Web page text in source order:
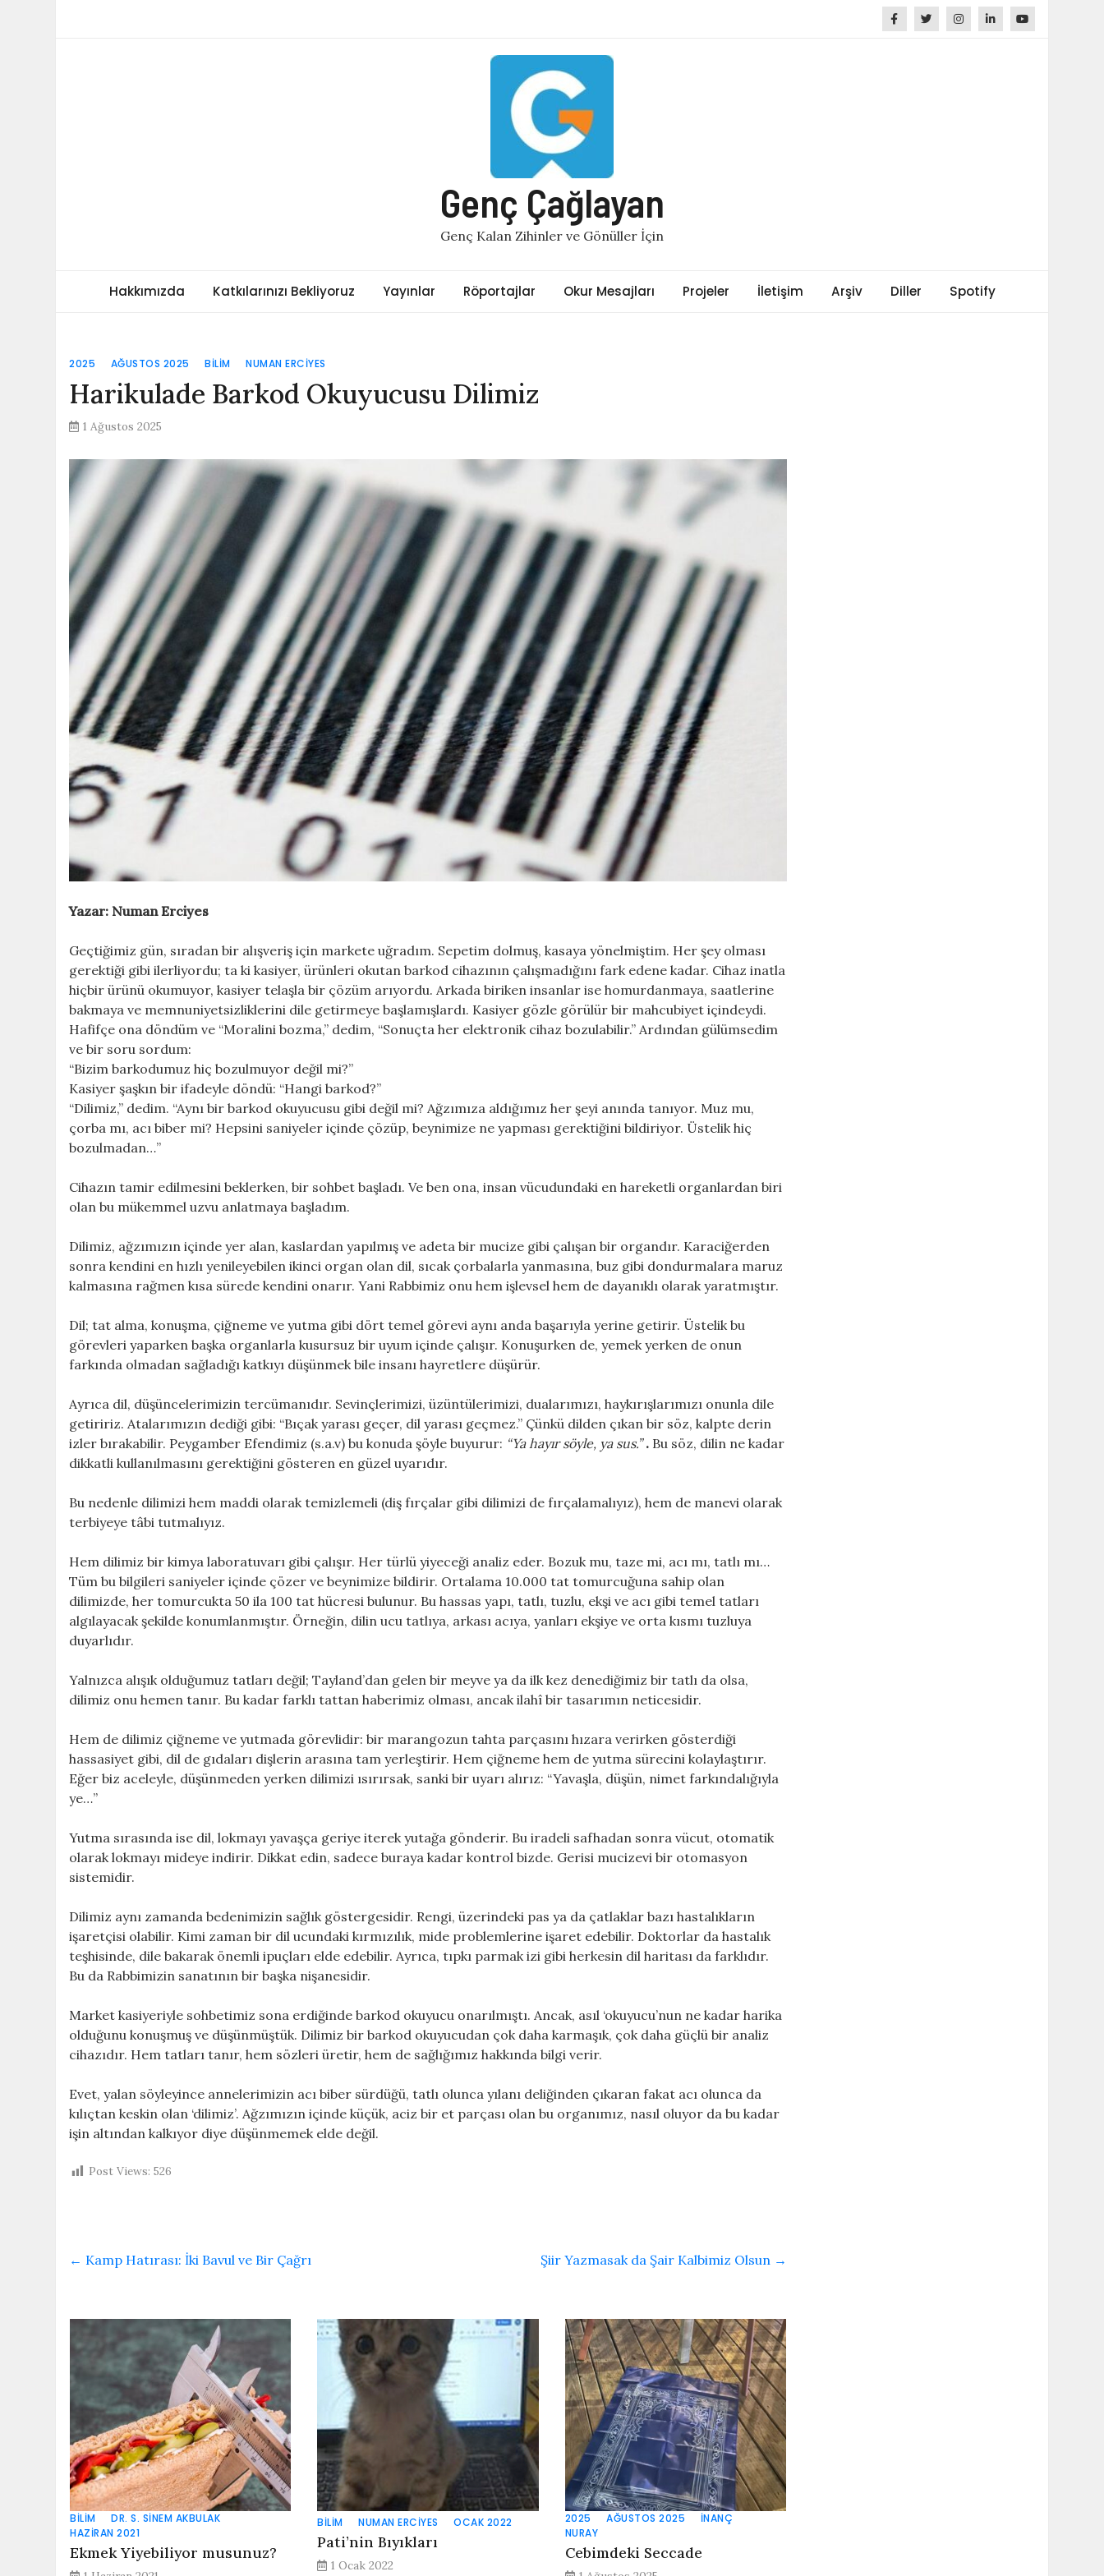
Genç Çağlayan
Genç Kalan Zihinler ve Gönüller İçin
Hakkımızda Katkılarınızı Bekliyoruz Yayınlar Röportajlar Okur Mesajları Projeler İletişim Arşiv Diller Spotify
2025 AĞUSTOS 2025 BILIM NUMAN ERCIYES
Harikulade Barkod Okuyucusu Dilimiz
1 Ağustos 2025
Yazar: Numan Erciyes
Geçtiğimiz gün, sıradan bir alışveriş için markete uğradım. Sepetim dolmuş, kasaya yönelmiştim. Her şey olması
gerektiği gibi ilerliyordu; ta ki kasiyer, ürünleri okutan barkod cihazının çalışmadığını fark edene kadar. Cihaz inatla
hiçbir ürünü okumuyor, kasiyer telaşla bir çözüm arıyordu. Arkada biriken insanlar ise homurdanmaya, saatlerine
bakmaya ve memnuniyetsizliklerini dile getirmeye başlamışlardı. Kasiyer gözle görülür bir mahcubiyet içindeydi.
Hafifçe ona döndüm ve “Moralini bozma,” dedim, “Sonuçta her elektronik cihaz bozulabilir.” Ardından gülümsedim
ve bir soru sordum:
“Bizim barkodumuz hiç bozulmuyor değil mi?”
Kasiyer şaşkın bir ifadeyle döndü: “Hangi barkod?”
“Dilimiz,” dedim. “Aynı bir barkod okuyucusu gibi değil mi? Ağzımıza aldığımız her şeyi anında tanıyor. Muz mu,
çorba mı, acı biber mi? Hepsini saniyeler içinde çözüp, beynimize ne yapması gerektiğini bildiriyor. Üstelik hiç
bozulmadan…”
Cihazın tamir edilmesini beklerken, bir sohbet başladı. Ve ben ona, insan vücudundaki en hareketli organlardan biri
olan bu mükemmel uzvu anlatmaya başladım.
Dilimiz, ağzımızın içinde yer alan, kaslardan yapılmış ve adeta bir mucize gibi çalışan bir organdır. Karaciğerden
sonra kendini en hızlı yenileyebilen ikinci organ olan dil, sıcak çorbalarla yanmasına, buz gibi dondurmalara maruz
kalmasına rağmen kısa sürede kendini onarır. Yani Rabbimiz onu hem işlevsel hem de dayanıklı olarak yaratmıştır.
Dil; tat alma, konuşma, çiğneme ve yutma gibi dört temel görevi aynı anda başarıyla yerine getirir. Üstelik bu
görevleri yaparken başka organlarla kusursuz bir uyum içinde çalışır. Konuşurken de, yemek yerken de onun
farkında olmadan sağladığı katkıyı düşünmek bile insanı hayretlere düşürür.
Ayrıca dil, düşüncelerimizin tercümanıdır. Sevinçlerimizi, üzüntülerimizi, dualarımızı, haykırışlarımızı onunla dile
getiririz. Atalarımızın dediği gibi: “Bıçak yarası geçer, dil yarası geçmez.” Çünkü dilden çıkan bir söz, kalpte derin
izler bırakabilir. Peygamber Efendimiz (s.a.v) bu konuda şöyle buyurur: “Ya hayır söyle, ya sus.” . Bu söz, dilin ne kadar
dikkatli kullanılmasını gerektiğini gösteren en güzel uyarıdır.
Bu nedenle dilimizi hem maddi olarak temizlemeli (diş fırçalar gibi dilimizi de fırçalamalıyız), hem de manevi olarak
terbiyeye tâbi tutmalıyız.
Hem dilimiz bir kimya laboratuvarı gibi çalışır. Her türlü yiyeceği analiz eder. Bozuk mu, taze mi, acı mı, tatlı mı…
Tüm bu bilgileri saniyeler içinde çözer ve beynimize bildirir. Ortalama 10.000 tat tomurcuğuna sahip olan
dilimizde, her tomurcukta 50 ila 100 tat hücresi bulunur. Bu hassas yapı, tatlı, tuzlu, ekşi ve acı gibi temel tatları
algılayacak şekilde konumlanmıştır. Örneğin, dilin ucu tatlıya, arkası acıya, yanları ekşiye ve orta kısmı tuzluya
duyarlıdır.
Yalnızca alışık olduğumuz tatları değil; Tayland’dan gelen bir meyve ya da ilk kez denediğimiz bir tatlı da olsa,
dilimiz onu hemen tanır. Bu kadar farklı tattan haberimiz olması, ancak ilahî bir tasarımın neticesidir.
Hem de dilimiz çiğneme ve yutmada görevlidir: bir marangozun tahta parçasını hızara verirken gösterdiği
hassasiyet gibi, dil de gıdaları dişlerin arasına tam yerleştirir. Hem çiğneme hem de yutma sürecini kolaylaştırır.
Eğer biz aceleyle, düşünmeden yerken dilimizi ısırırsak, sanki bir uyarı alırız: “Yavaşla, düşün, nimet farkındalığıyla
ye…”
Yutma sırasında ise dil, lokmayı yavaşça geriye iterek yutağa gönderir. Bu iradeli safhadan sonra vücut, otomatik
olarak lokmayı mideye indirir. Dikkat edin, sadece buraya kadar kontrol bizde. Gerisi mucizevi bir otomasyon
sistemidir.
Dilimiz aynı zamanda bedenimizin sağlık göstergesidir. Rengi, üzerindeki pas ya da çatlaklar bazı hastalıkların
işaretçisi olabilir. Kimi zaman bir dil ucundaki kırmızılık, mide problemlerine işaret edebilir. Doktorlar da hastalık
teşhisinde, dile bakarak önemli ipuçları elde edebilir. Ayrıca, tıpkı parmak izi gibi herkesin dil haritası da farklıdır.
Bu da Rabbimizin sanatının bir başka nişanesidir.
Market kasiyeriyle sohbetimiz sona erdiğinde barkod okuyucu onarılmıştı. Ancak, asıl ‘okuyucu’nun ne kadar harika
olduğunu konuşmuş ve düşünmüştük. Dilimiz bir barkod okuyucudan çok daha karmaşık, çok daha güçlü bir analiz
cihazıdır. Hem tatları tanır, hem sözleri üretir, hem de sağlığımız hakkında bilgi verir.
Evet, yalan söyleyince annelerimizin acı biber sürdüğü, tatlı olunca yılanı deliğinden çıkaran fakat acı olunca da
kılıçtan keskin olan ‘dilimiz’. Ağzımızın içinde küçük, aciz bir et parçası olan bu organımız, nasıl oluyor da bu kadar
işin altından kalkıyor diye düşünmemek elde değil.
Post Views: 526
← Kamp Hatırası: İki Bavul ve Bir Çağrı Şiir Yazmasak da Şair Kalbimiz Olsun →
BILIM
DR. S. SINEM AKBULAK
HAZIRAN 2021
Ekmek Yiyebiliyor musunuz?
BILIM NUMAN ERCIYES OCAK 2022
Pati’nin Bıyıkları
1 Ocak 2022
2025 AĞUSTOS 2025
İNANÇ
NURAY
Cebimdeki Seccade